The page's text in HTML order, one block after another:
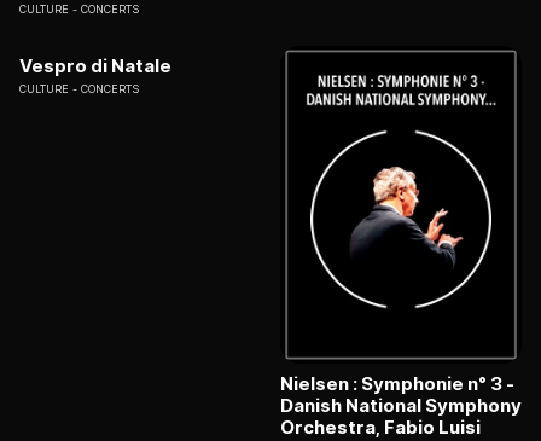
CULTURE CONCERTS
Vespro di Natale
CULTURE CONCERTS
Nielsen : Symphonie n° 3 -
Danish National Symphony
Orchestra, Fabio Luisi